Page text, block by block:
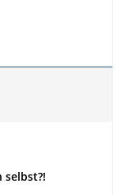
selbst?!